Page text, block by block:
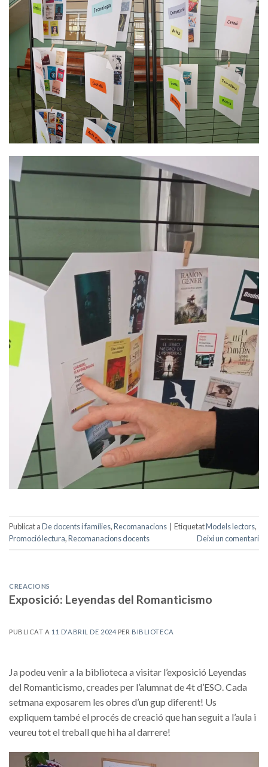
Publicat aDe docents i famílies,Recomanacions EtiquetatModels lectors,
Promoció lectura,Recomanacions docents Deixi un comentari
CREACIONS
Exposició: Leyendas del Romanticismo
PUBLICAT A 11 D'ABRIL DE 2024 PER BIBLIOTECA
Ja podeu venir a la biblioteca a visitar l’exposició Leyendas
del Romanticismo, creades per l’alumnat de 4t d’ESO. Cada
setmana exposarem les obres d’un gup diferent! Us
expliquem també el procés de creació que han seguit a l’aula i
veureu tot el treball que hi ha al darrere!